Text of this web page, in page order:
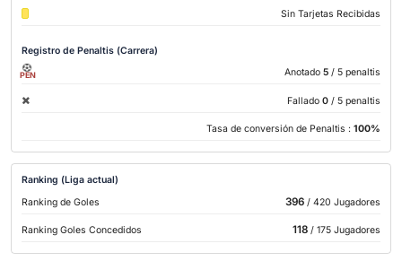
Sin Tarjetas Recibidas
Registro de Penaltis (Carrera)
PEN Anotado 5 / 5 penaltis
Fallado 0 / 5 penaltis
Tasa de conversión de Penaltis : 100%
Ranking (Liga actual)
Ranking de Goles
396/ 420 Jugadores
Ranking Goles Concedidos 118/ 175 Jugadores